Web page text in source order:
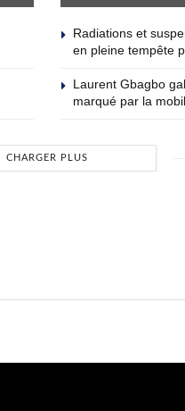
Radiations et
en pleine tempête
Laurent Gbagbo
marqué par la
CHARGER PLUS